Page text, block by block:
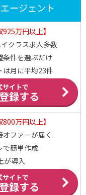
ージェント
万円以上】
クラス求人多数
条件を選ぶだけ
は月に平均23件
サイトで
録する
万円以上】
オファーが届く
で簡単作成
が導入
サイトで
録する